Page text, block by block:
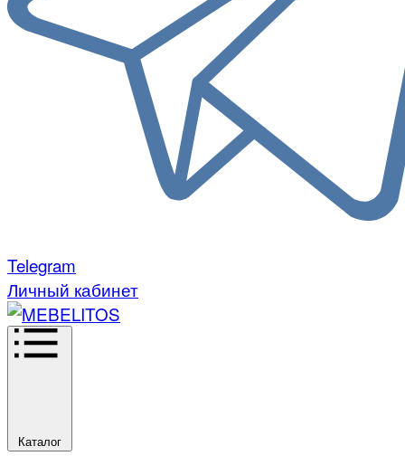
Telegram
Личный кабинет
Каталог